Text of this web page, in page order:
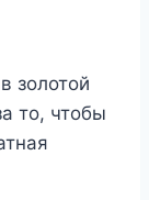
золотой
то, чтобы